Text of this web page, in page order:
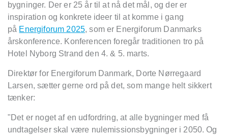
bygninger. Der er 25 år til at nå det mål, og der er
inspiration og konkrete ideer til at komme i gang
på Energiforum 2025, som er Energiforum Danmarks
årskonference. Konferencen foregår traditionen tro på
Hotel Nyborg Strand den 4. & 5. marts.
Direktør for Energiforum Danmark, Dorte Nørregaard
Larsen, sætter gerne ord på det, som mange helt sikkert
tænker:
"Det er noget af en udfordring, at alle bygninger med få
undtagelser skal være nulemissionsbygninger i 2050. Og